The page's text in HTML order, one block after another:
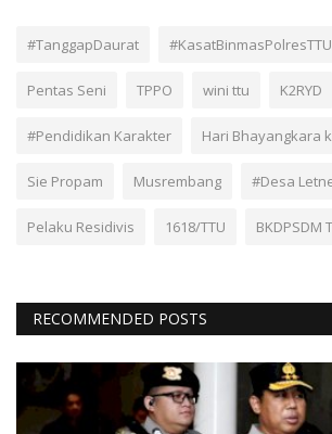
#TanggapDaurat #KasatBinmasPolresTTU
Pentas Seni TPPO wini ttu K2RYD
#Pendidikan Karakter Hari Bhayangkara
Sie Propam Musrembang #Desa
Pelaku Residivis 1618/TTU BKDPSDM
RECOMMENDED POSTS